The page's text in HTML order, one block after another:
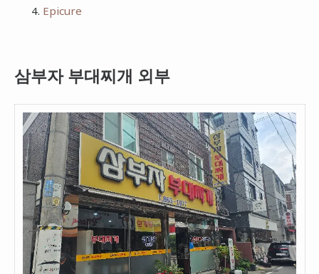
Epicure
삼부자 부대찌개 외부